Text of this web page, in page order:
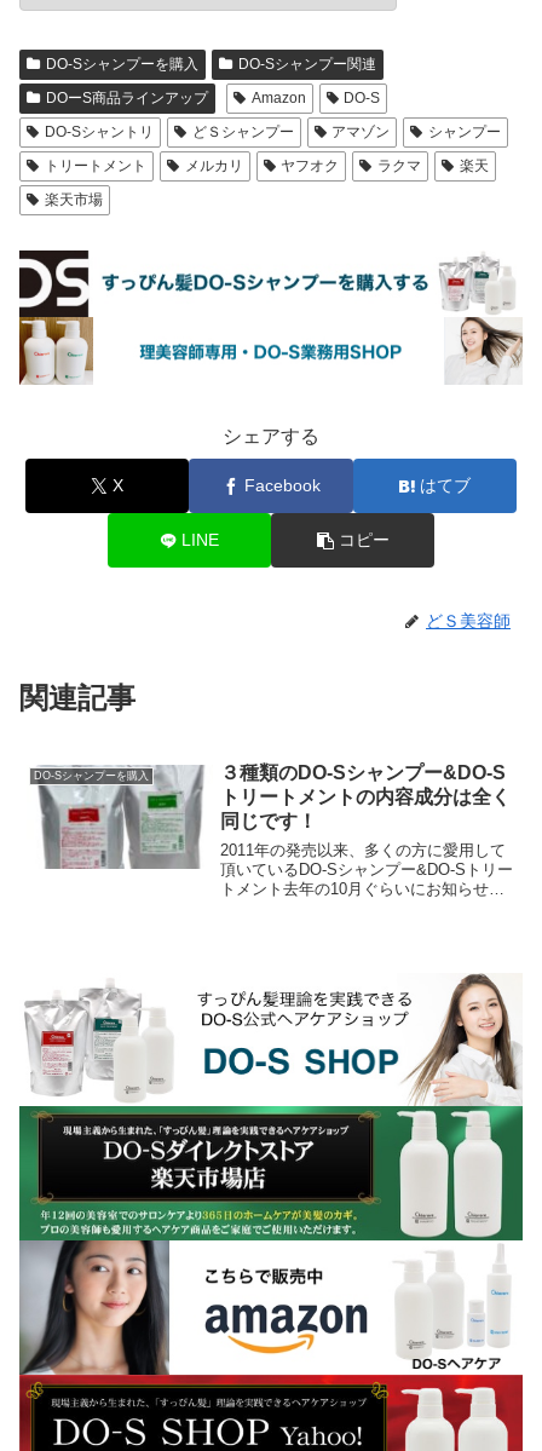
DO-Sシャンプーを購入
DO-Sシャンプー関連
DOーS商品ラインアップ
Amazon
DO-S
DO-Sシャントリ
どＳシャンプー アマゾン
シャンプー
トリートメント
メルカリ ヤフオク ラクマ
楽天
楽天市場
シェアする
X Facebook はてブ
LINE コピー
どＳ美容師
関連記事
DO-Sシャンプーを購入
３種類のDO-Sシャンプー&DO-S
トリートメントの内容成分は全く
同じです！
2011年の発売以来、多くの方に愛用して
頂いているDO-Sシャンプー&DO-Sトリー
トメント去年の10月ぐらいにお知らせし